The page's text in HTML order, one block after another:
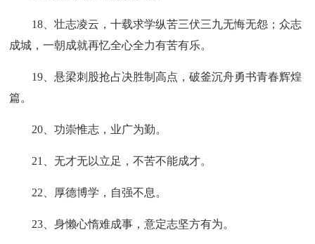
18、壮志凌云，十载求学纵苦三伏三九无悔无怨；众志
成城，一朝成就再忆全心全力有苦有乐。
19、悬梁刺股抢占决胜制高点，破釜沉舟勇书青春辉煌
篇。
20、功崇惟志，业广为勤。
21、无才无以立足，不苦不能成才。
22、厚德博学，自强不息。
23、身懒心惰难成事，意定志坚方有为。